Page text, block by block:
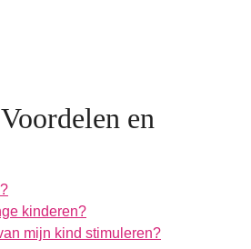
en
kinderen?
mijn kind stimuleren?